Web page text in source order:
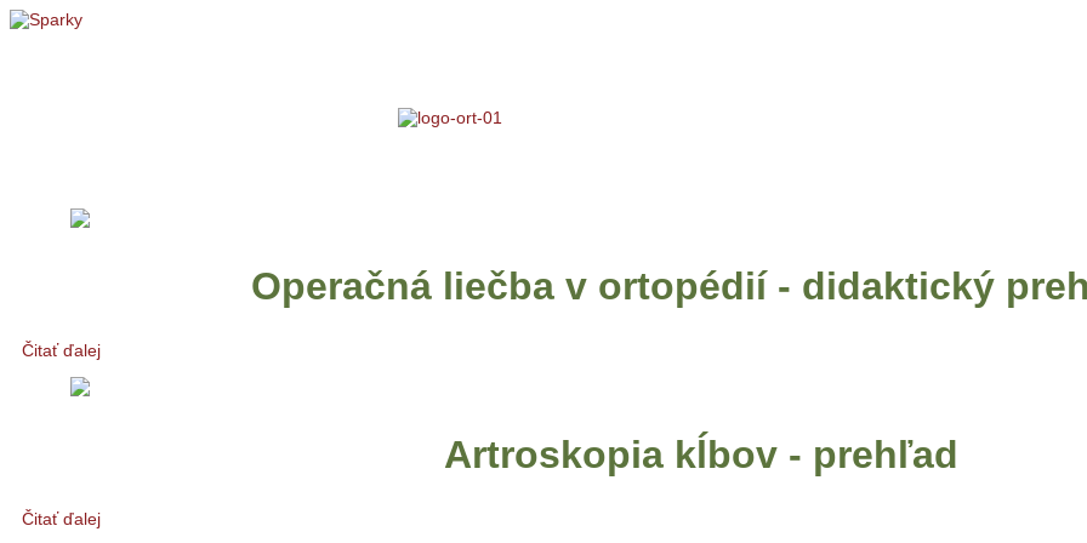
Operačná liečba v ortopédií - didaktický
Čitať ďalej
Artroskopia kĺbov - prehľad
Čitať ďalej